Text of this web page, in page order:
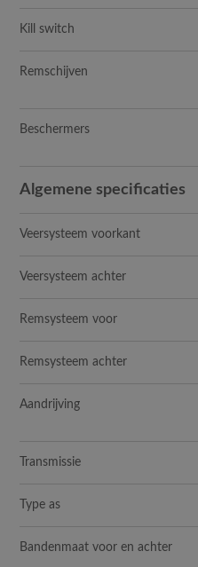
Kill switch
Remschijven
Beschermers
Algemene specificaties
Veersysteem voorkant
Veersysteem achter
Remsysteem voor
Remsysteem achter
Aandrijving
Transmissie
Type as
Bandenmaat voor en achter